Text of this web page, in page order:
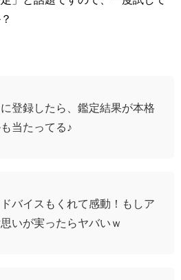
登録したら、鑑定結果が本格
当たってる♪
バイスもくれて感動！もしア
いが実ったらヤバいｗ